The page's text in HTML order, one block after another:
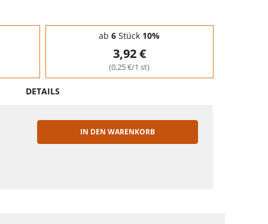
ab 6 Stück 10%
3,92 €
(0,25 €/1 st)
DETAILS
IN DEN WARENKORB